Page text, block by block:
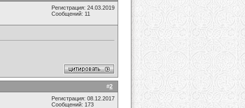
Регистрация: 24.03.2019
Сообщений: 11
#2
Регистрация: 08.12.2017
Сообщений: 173